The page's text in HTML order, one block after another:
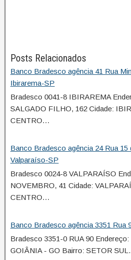
Posts Relacionados
Banco Bradesco agência 41 Rua
Ibirarema-SP
Bradesco 0041-8 IBIRAREMA
SALGADO FILHO, 162 Cidade:
CENTRO…
Banco Bradesco agência 24 Rua
Valparaíso-SP
Bradesco 0024-8 VALPARAÍSO
NOVEMBRO, 41 Cidade:
CENTRO…
Banco Bradesco agência 3351 Rua
Bradesco 3351-0 RUA 90 Endereço:
GOIÂNIA - GO Bairro: SETOR